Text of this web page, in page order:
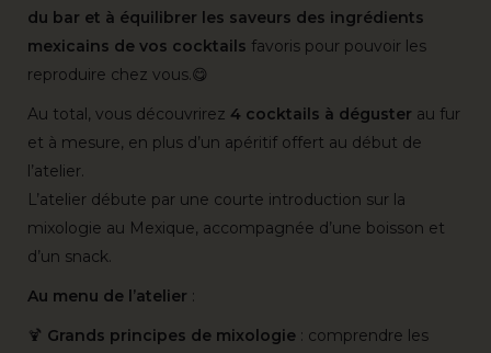
du bar et à équilibrer les saveurs des ingrédients
mexicains de vos cocktails favoris pour pouvoir les
reproduire chez vous.😋
Au total, vous découvrirez 4 cocktails à déguster au fur
et à mesure, en plus d’un apéritif offert au début de
l’atelier.
L’atelier débute par une courte introduction sur la
mixologie au Mexique, accompagnée d’une boisson et
d’un snack.
Au menu de l’atelier :
🍹 Grands principes de mixologie : comprendre les